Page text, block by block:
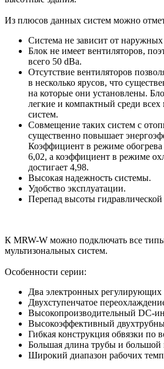
Из плюсов данных систем можно
Система не зависит от наружных
Блок не имеет вентиляторов,
всего 50 dBa.
Отсутствие вентиляторов
в несколько ярусов, что
на которые они установлены.
легкие и компактный среди всех
систем.
Совмещение таких систем с
существенно повышает
Коэффициент в режиме обогрева
6,02, а коэффициент в режиме
достигает 4,98.
Высокая надежность системы.
Удобство эксплуатации.
Перепад высоты
К MRW-W можно подключать все
мультизональных систем.
Особенности серии:
Два электронных
Двухступенчатое
Высокопроизводительный DC-
Высокоэффективный
Гибкая конструкция обвязки по
Большая длина трубы и большой
Широкий диапазон рабочих